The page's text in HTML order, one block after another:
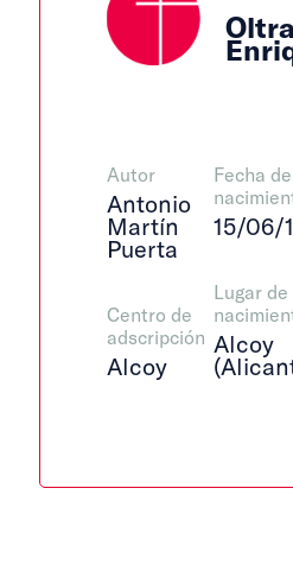
Autor
Antonio
Martín
Puerta
Centro de
adscripción
Alcoy
Fecha de
15/06/
Lugar de
Alcoy